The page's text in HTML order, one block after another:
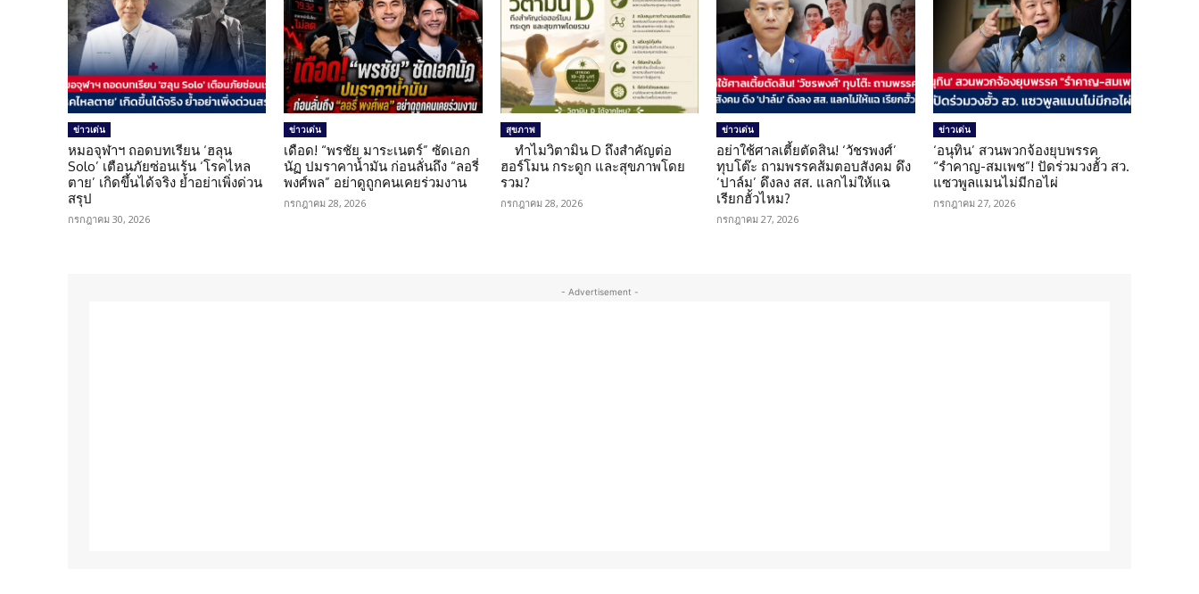
ข่าวเด่น
หมอจุฬาฯ ถอดบทเรียน ‘ฮลุน
Solo’ เตือนภัยซ่อนเร้น ‘โรคไหล
ตาย’ เกิดขึ้นได้จริง ย้ำอย่าเพิ่งด่วน
สรุป
กรกฎาคม 30, 2026
ข่าวเด่น
เดือด! “พรชัย มาระเนตร์” ซัดเอก
นัฏ ปมราคาน้ำมัน ก่อนลั่นถึง “ลอรี่
พงศ์พล” อย่าดูถูกคนเคยร่วมงาน
กรกฎาคม 28, 2026
สุขภาพ
ทำไมวิตามิน D ถึงสำคัญต่อ
ฮอร์โมน กระดูก และสุขภาพโดย
รวม?
กรกฎาคม 28, 2026
ข่าวเด่น
อย่าใช้ศาลเตี้ยตัดสิน! ‘วัชรพงศ์’
ทุบโต๊ะ ถามพรรคส้มตอบสังคม ดึง
‘ปาล์ม’ ดึงลง สส. แลกไม่ให้แฉ
เรียกฮั้วไหม?
กรกฎาคม 27, 2026
ข่าวเด่น
‘อนุทิน’ สวนพวกจ้องยุบพรรค
“รำคาญ-สมเพช”! ปัดร่วมวงฮั้ว สว.
แซวพูลแมนไม่มีกอไผ่
กรกฎาคม 27, 2026
- Advertisement -